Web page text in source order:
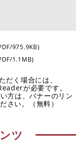
975.9KB)
1.1MB)
だく場合には、
が必要です。
方は、バナーのリン
さい。（無料）
ツ